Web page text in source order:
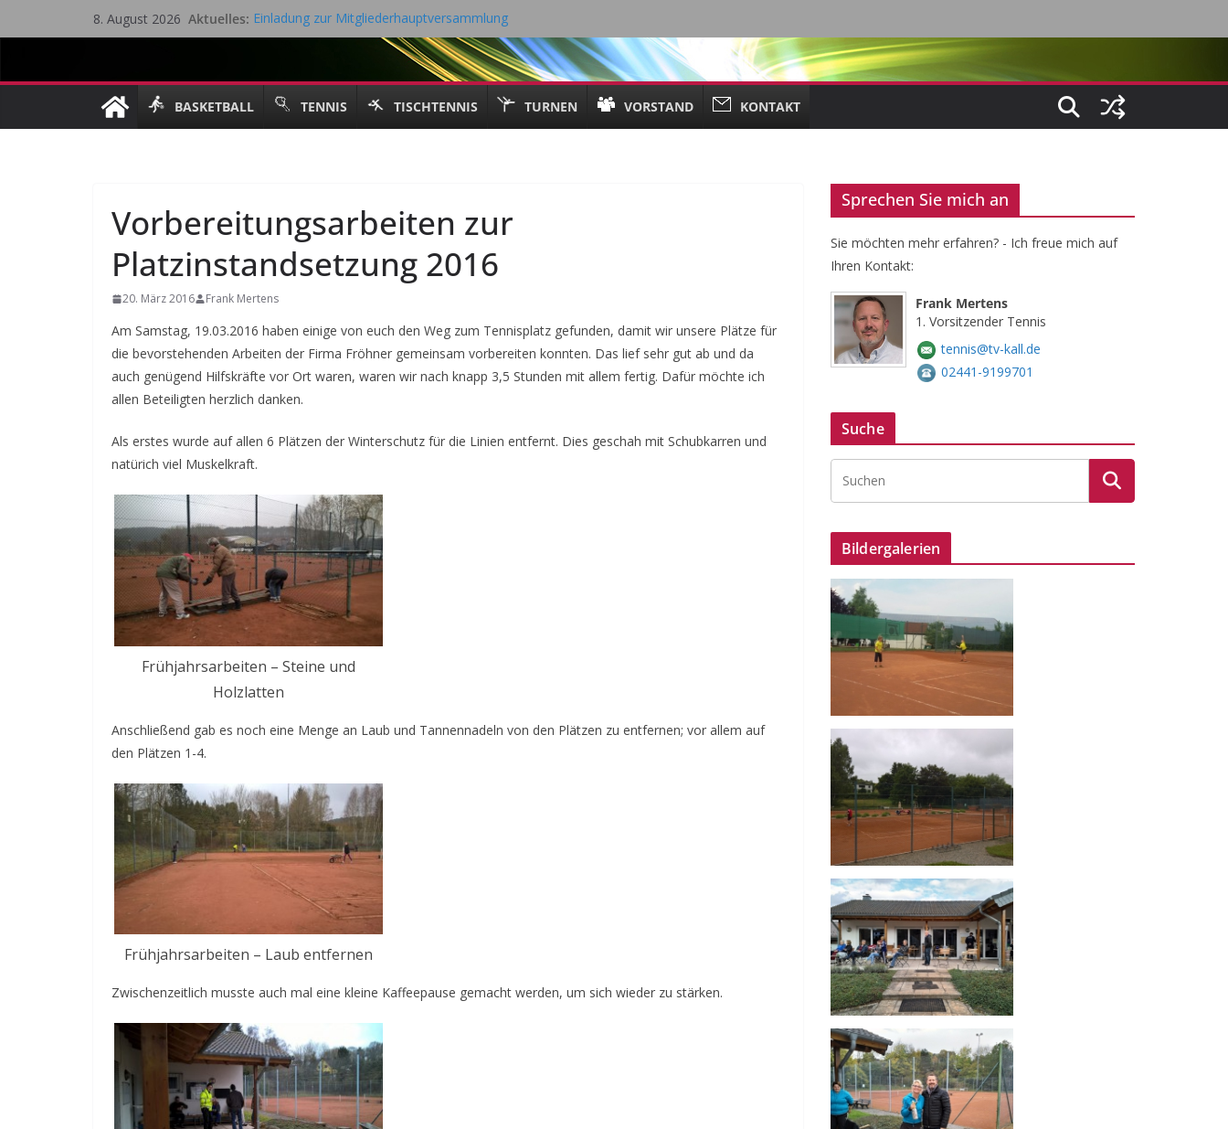
Inhalt
8. August 2026 Aktuelles: Einladung zur Mitgliederhauptversammlung
Eifel Cup – LK Turnier
Mitgliederhauptversammlung 18.05.2026
Saisonrückblick 2025 / 2026 Tischtennis – TV Kall
BASKETBALL
TENNIS TISCHTENNIS TURNEN VORSTAND KONTAKT
Vorbereitungsarbeiten zur
Platzinstandsetzung 2016
20. März 2016 Frank Mertens
Am Samstag, 19.03.2016 haben einige von euch den Weg zum Tennisplatz gefunden, damit wir unsere Plätze für
die bevorstehenden Arbeiten der Firma Fröhner gemeinsam vorbereiten konnten. Das lief sehr gut ab und da
auch genügend Hilfskräfte vor Ort waren, waren wir nach knapp 3,5 Stunden mit allem fertig. Dafür möchte ich
allen Beteiligten herzlich danken.
Als erstes wurde auf allen 6 Plätzen der Winterschutz für die Linien entfernt. Dies geschah mit Schubkarren und
natürich viel Muskelkraft.
Frühjahrsarbeiten – Steine und
Holzlatten
Anschließend gab es noch eine Menge an Laub und Tannennadeln von den Plätzen zu entfernen; vor allem auf
den Plätzen 1-4.
Frühjahrsarbeiten – Laub entfernen
Zwischenzeitlich musste auch mal eine kleine Kaffeepause gemacht werden, um sich wieder zu stärken.
Sprechen Sie mich an
Sie möchten mehr erfahren? - Ich freue mich auf
Ihren Kontakt:
Frank Mertens
1. Vorsitzender Tennis
tennis@tv-kall.de
02441-9199701
Suche
Bildergalerien